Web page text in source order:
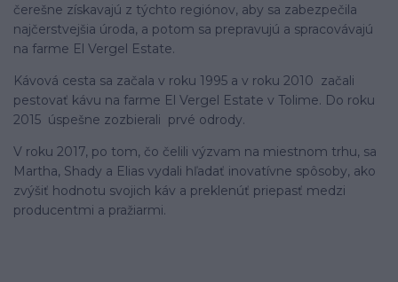
čerešne získavajú z týchto regiónov, aby sa zabezpečila
najčerstvejšia úroda, a potom sa prepravujú a spracovávajú
na farme El Vergel Estate.
Kávová cesta sa začala v roku 1995 a v roku 2010 začali
pestovať kávu na farme El Vergel Estate v Tolime. Do roku
2015 úspešne zozbierali prvé odrody.
V roku 2017, po tom, čo čelili výzvam na miestnom trhu, sa
Martha, Shady a Elias vydali hľadať inovatívne spôsoby, ako
zvýšiť hodnotu svojich káv a preklenúť priepasť medzi
producentmi a pražiarmi.